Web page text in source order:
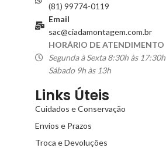
(81) 99774-0119
Email
sac@ciadamontagem.com.br
HORÁRIO DE ATENDIMENTO
Segunda à Sexta 8:30h às 17:30h
Sábado 9h às 13h
Links Úteis
Cuidados e Conservação
Envios e Prazos
Troca e Devoluções